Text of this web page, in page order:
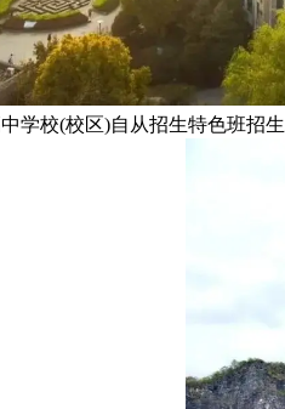
学校(校区)自从招生特色班招